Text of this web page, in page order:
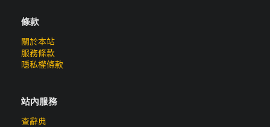
條款
關於本站
服務條款
隱私權條款
站內服務
查辭典